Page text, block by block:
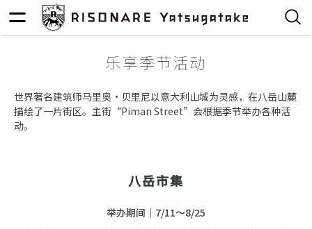
乐享季节活动
世界著名建筑师马里奥·贝里尼以意大利山城为灵感，在八岳山麓
描绘了一片街区。主街“Piman Street”会根据季节举办各种活
动。
八岳市集
举办期间｜7/11～8/25